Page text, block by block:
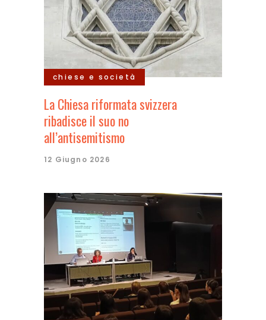
chiese e società
La Chiesa riformata svizzera
ribadisce il suo no
all’antisemitismo
12 Giugno 2026